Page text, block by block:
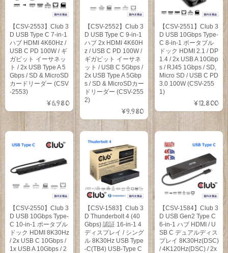
【CSV-2553】Club 3
D USB Type C 7-in-1
ハブ HDMI 4K60Hz /
USB C PD 100W / ギ
ガビット イーサネッ
ト / 2x USB Type A 5
Gbps / SD & MicroSD
カードリーダー (CSV
-2553)
¥6,980
【CSV-2552】Club 3
D USB Type C 9-in-1
ハブ 2x HDMI 4K60H
z / USB C PD 100W /
ギガビット イーサネ
ット / USB C 5Gbps /
2x USB Type A 5Gbp
s / SD & MicroSDカー
ドリーダー (CSV-255
2)
¥9,980
【CSV-2551】Club 3
D USB 10Gbps Type-
C 8-in-1 ポータブル
ドック HDMI 2.1 / DP
1.4 / 2x USB A 10Gbp
s / RJ45 1Gbps / SD,
Micro SD / USB C PD
3.0 100W (CSV-255
1)
¥12,800
【CSV-2550】Club 3
D USB 10Gbps Type-
C 10-in-1 ポータブル
ドック HDMI 8K30Hz
/ 2x USB C 10Gbps /
1x USB A 10Gbps / 2
【CSV-1583】Club 3
D Thunderbolt 4 (40
Gbps) 認証 16-in-1 4
ディスプレイ / シング
ル 8K30Hz USB Type
-C(TB4) USB-Type C
【CSV-1584】Club 3
D USB Gen2 Type C
6-in-1 ハブ HDMI / U
SB C デュアルディス
プレイ 8K30Hz(DSC)
/ 4K120Hz(DSC) / 2x